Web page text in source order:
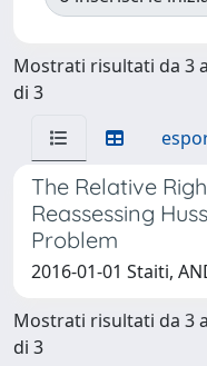
Mostrati risultati da 3
di 3
The Relative
Reassessing
Problem
2016-01-01 Staiti,
Mostrati risultati da 3
di 3